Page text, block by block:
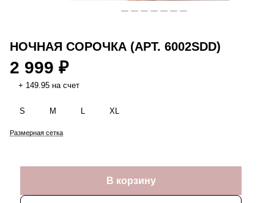
НОЧНАЯ СОРОЧКА (АРТ. 6002SDD)
2 999 ₽
+ 149.95 на счет
S M L XL
Размерная сетка
В корзину